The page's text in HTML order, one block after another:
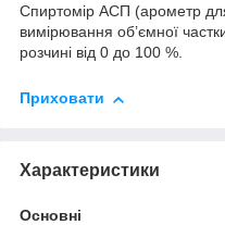
Спиртомір АСП (арометр
вимірювання об’ємної
розчині від 0 до 100 %.
Приховати
Характеристики
Основні